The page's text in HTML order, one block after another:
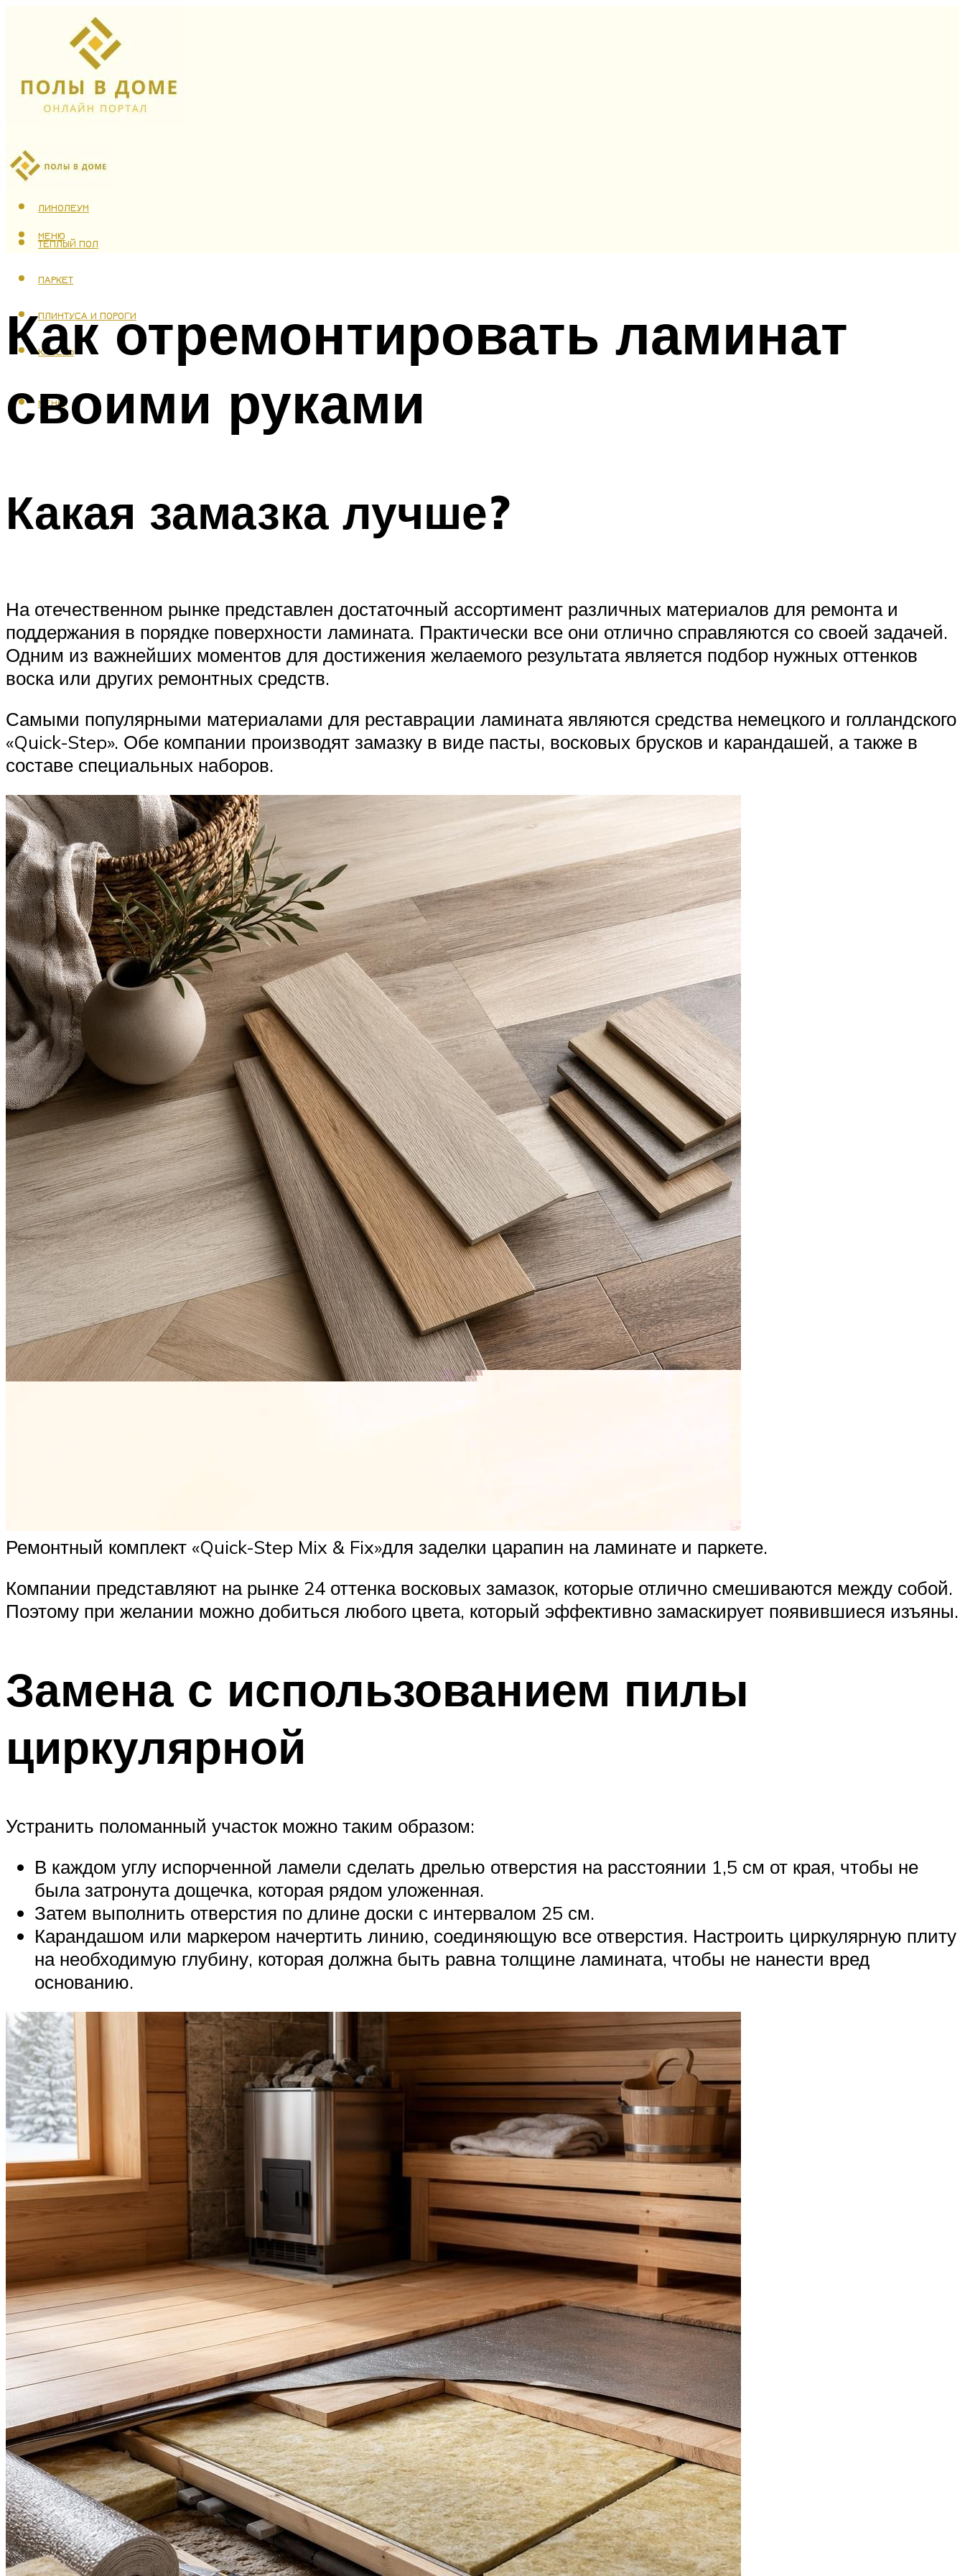
ЛАМИНАТ
ЛИНОЛЕУМ
ТЕПЛЫЙ ПОЛ
ПАРКЕТ
ПЛИНТУСА И ПОРОГИ
КАФЕЛЬ
МЕНЮ
МЕНЮ
Как отремонтировать ламинат
своими руками
Какая замазка лучше?
На отечественном рынке представлен достаточный ассортимент различных материалов для ремонта и
поддержания в порядке поверхности ламината. Практически все они отлично справляются со своей задачей.
Одним из важнейших моментов для достижения желаемого результата является подбор нужных оттенков
воска или других ремонтных средств.
Самыми популярными материалами для реставрации ламината являются средства немецкого и голландского
«Quick-Step». Обе компании производят замазку в виде пасты, восковых брусков и карандашей, а также в
составе специальных наборов.
Ремонтный комплект «Quick-Step Mix & Fix»для заделки царапин на ламинате и паркете.
Компании представляют на рынке 24 оттенка восковых замазок, которые отлично смешиваются между собой.
Поэтому при желании можно добиться любого цвета, который эффективно замаскирует появившиеся изъяны.
Замена с использованием пилы
циркулярной
Устранить поломанный участок можно таким образом:
В каждом углу испорченной ламели сделать дрелью отверстия на расстоянии 1,5 см от края, чтобы не
была затронута дощечка, которая рядом уложенная.
Затем выполнить отверстия по длине доски с интервалом 25 см.
Карандашом или маркером начертить линию, соединяющую все отверстия. Настроить циркулярную плиту
на необходимую глубину, которая должна быть равна толщине ламината, чтобы не нанести вред
основанию.